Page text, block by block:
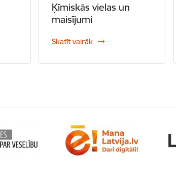
Ķīmiskās vielas un
maisījumi
Skatīt vairāk